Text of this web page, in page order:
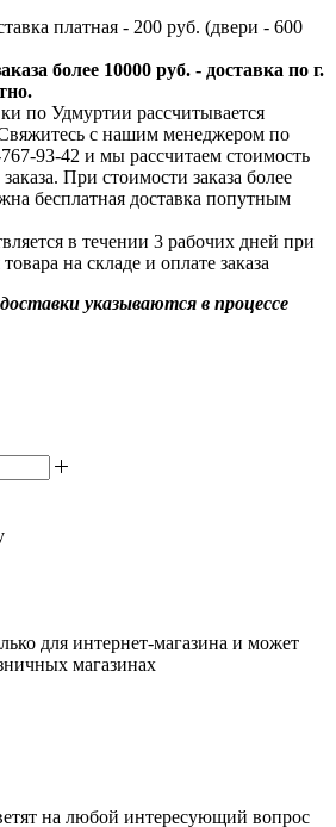
платная - 200 руб. (двери - 600
более 10000 руб. - доставка по г.
по Удмуртии рассчитывается
с нашим менеджером по
93-42 и мы рассчитаем стоимость
При стоимости заказа более
бесплатная доставка попутным
в течении 3 рабочих дней при
на складе и оплате заказа
указываются в процессе
для интернет-магазина и может
магазинах
на любой интересующий вопрос